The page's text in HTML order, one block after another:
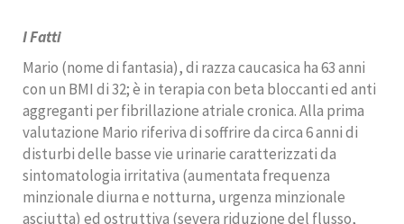
I Fatti
Mario (nome di fantasia), di razza caucasica ha 63 anni
con un BMI di 32; è in terapia con beta bloccanti ed anti
aggreganti per fibrillazione atriale cronica. Alla prima
valutazione Mario riferiva di soffrire da circa 6 anni di
disturbi delle basse vie urinarie caratterizzati da
sintomatologia irritativa (aumentata frequenza
minzionale diurna e notturna, urgenza minzionale
asciutta) ed ostruttiva (severa riduzione del flusso,